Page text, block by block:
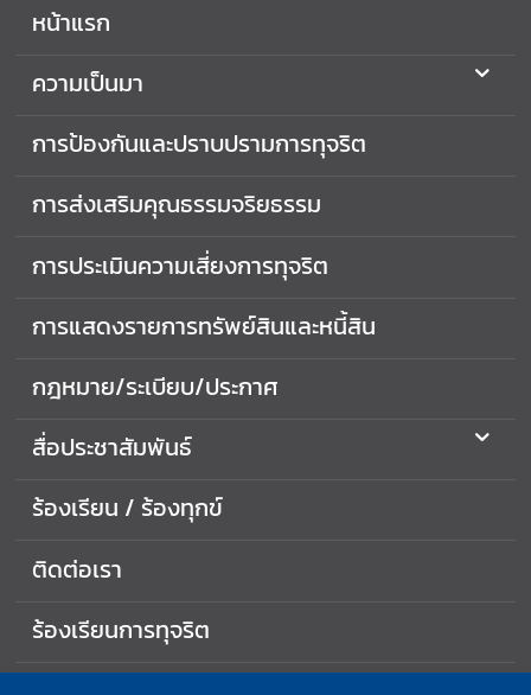
ร
ม
า
ป
ะ
มิ
ค
า
เ
ย
ง
า
ร
หน้าแรก
ความเป็นมา
การป้องกันและปราบปรามการทุจริต
การส่งเสริมคุณธรรมจริยธรรม
การประเมินความเสี่ยงการทุจริต
การแสดงรายการทรัพย์สินและหนี้สิน
กฎหมาย/ระเบียบ/ประกาศ
สื่อประชาสัมพันธ์
ร้องเรียน / ร้องทุกข์
ติดต่อเรา
ร้องเรียนการทุจริต